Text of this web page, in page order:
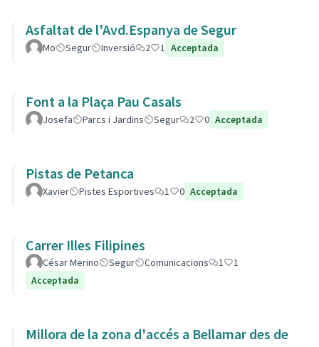
Asfaltat de l'Avd.Espanya de Segur
Mo Segur Inversió 2 1 Acceptada
Font a la Plaça Pau Casals
Josefa Parcs i Jardins Segur 2 0 Acceptada
Pistas de Petanca
Xavier Pistes Esportives 1 0 Acceptada
Carrer Illes Filipines
César Merino Segur Comunicacions 1
1
Acceptada
Millora de la zona d'accés a Bellamar des de